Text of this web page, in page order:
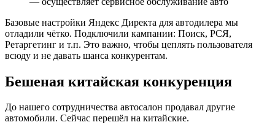
Базовые настройки Яндекс Директа для автодилера мы
отладили чётко. Подключили кампании: Поиск, РСЯ,
Ретаргетинг и т.п. Это важно, чтобы цеплять пользователя
всюду и не давать шанса конкурентам.
Бешеная китайская конкуренция
До нашего сотрудничества автосалон продавал другие
автомобили. Сейчас перешёл на китайские.